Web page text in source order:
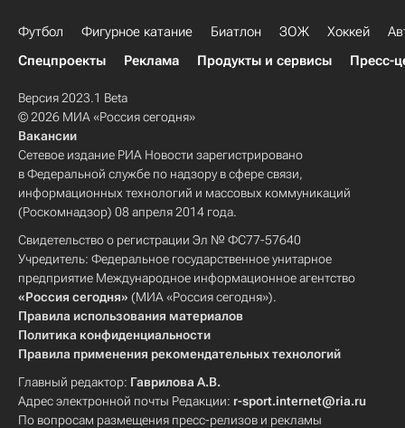
Футбол Фигурное катание Биатлон ЗОЖ Хоккей
Спецпроекты
Реклама Продукты и сервисы Пресс-
Версия 2023.1 Beta
© 2026 МИА «Россия сегодня»
Вакансии
Сетевое издание РИА Новости зарегистрировано
в Федеральной службе по надзору в сфере связи,
информационных технологий и массовых коммуникаций
(Роскомнадзор) 08 апреля 2014 года.
Свидетельство о регистрации Эл № ФС77-57640
Учредитель: Федеральное государственное унитарное
предприятие Международное информационное агентство
«Россия сегодня» (МИА «Россия сегодня»).
Правила использования материалов
Политика конфиденциальности
Правила применения рекомендательных технологий
Главный редактор: Гаврилова А.В.
Адрес электронной почты Редакции: r-sport.internet@ria.ru
По вопросам размещения пресс-релизов и рекламы